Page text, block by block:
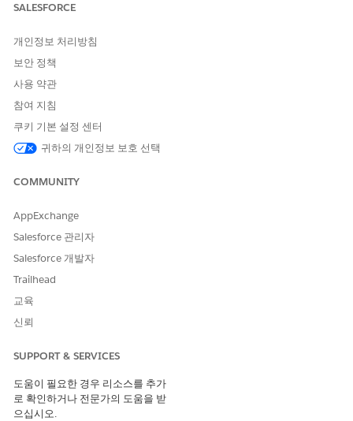
권한 할당
생성, 업데이트, 확인하는 데 필요한 권한을 제공합니다.
스할 수 있도록 공유 규칙 만들기
인증된 사이트 사용자에게 Omnistudio 구성 요소 및 케어 계획
관련 레코드에 대한 액세스 권한을 제공합니다. 옴니 데이터 변
환, 옴니 프로세스, 옴니 UI 카드 개체 및 케어 계획과 관련된 기
타 개체에 대한 기준 기반 공유 규칙을 만듭니다.
케어 계획 구성 요소를 사용하여 Experience Cloud 사이트 구
Experience Cloud 사이트를 구축하고 인증된 사용자가 케어
계획을 만들고 업데이트할 수 있도록 사이트에
SALESFORCE
개인정보 처리방침
보안 정책
사용 약관
참여 지침
쿠키 기본 설정 센터
귀하의 개인정보 보호 선택
COMMUNITY
AppExchange
Salesforce 관리자
Salesforce 개발자
Trailhead
교육
신뢰
SUPPORT & SERVICES
도움이 필요한 경우 리소스를 추가
로 확인하거나 전문가의 도움을 받
으십시오.